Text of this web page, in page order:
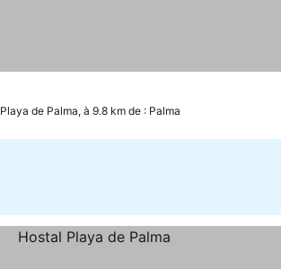
Playa de Palma, à 9.8 km de : Palma